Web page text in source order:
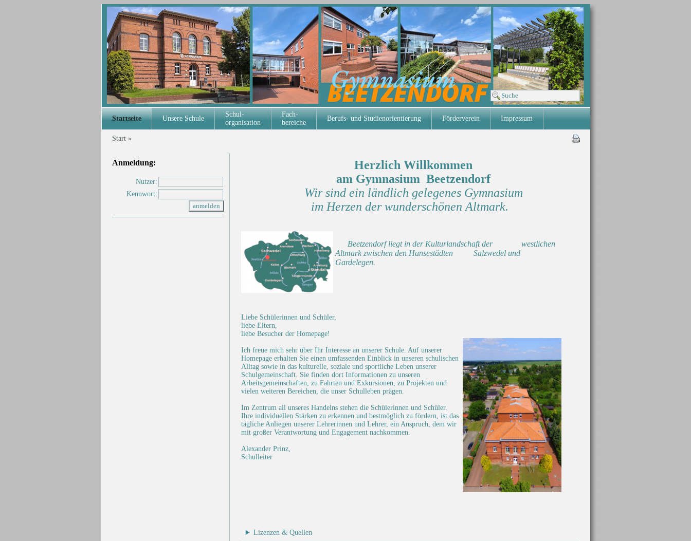
Startseite Unsere Schule
Schul-
organisation
Fach-
bereiche
Berufs- und Studienorientierung Förderverein Impressum
Start»
Anmeldung:
Nutzer:
Kennwort:
Herzlich Willkommen
am Gymnasium Beetzendorf
Wir sind ein ländlich gelegenes Gymnasium
im Herzen der wunderschönen Altmark.
Beetzendorf liegt in der Kulturlandschaft der westlichen
Altmark zwischen den Hansestädten Salzwedel und
Gardelegen.
Liebe Schülerinnen und Schüler,
liebe Eltern,
liebe Besucher der Homepage!
Ich freue mich sehr über Ihr Interesse an unserer Schule. Auf unserer
Homepage erhalten Sie einen umfassenden Einblick in unseren schulischen
Alltag sowie in das kulturelle, soziale und sportliche Leben unserer
Schulgemeinschaft. Sie finden dort Informationen zu unseren
Arbeitsgemeinschaften, zu Fahrten und Exkursionen, zu Projekten und
vielen weiteren Bereichen, die unser Schulleben prägen.
Im Zentrum all unseres Handelns stehen die Schülerinnen und Schüler.
Ihre individuellen Stärken zu erkennen und bestmöglich zu fördern, ist das
tägliche Anliegen unserer Lehrerinnen und Lehrer, ein Anspruch, dem wir
mit großer Verantwortung und Engagement nachkommen.
Alexander Prinz,
Schulleiter
Lizenzen & Quellen